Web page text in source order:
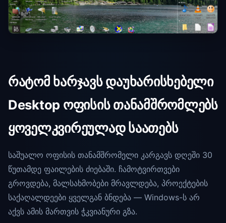
რატომ ხარჯავს დაუხარისხებელი
Desktop ოფისის თანამშრომლებს
ყოველკვირეულად საათებს
საშუალო ოფისის თანამშრომელი კარგავს დღეში 30
წუთამდე ფაილების ძიებაში. ჩამოტვირთვები
გროვდება, მალსახმობები მრავლდება, პროექტების
საქაღალდეები ყველგან ბნდება — Windows-ს არ
აქვს ამის მართვის ჭკვიანური გზა.